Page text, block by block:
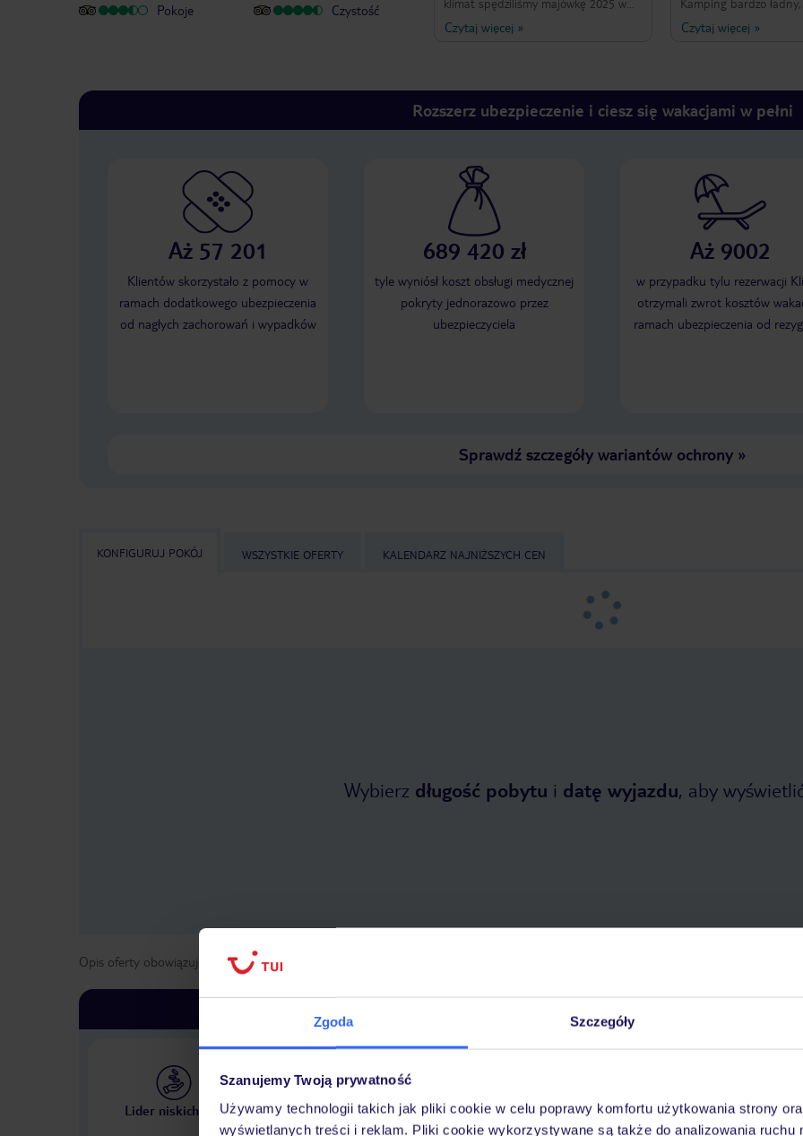
Zgoda Szczegóły
Szanujemy Twoją prywatność
Używamy technologii takich jak pliki cookie w celu poprawy komfortu użytkowania strony
wyświetlanych treści i reklam. Pliki cookie wykorzystywane są także do analizowania ruchu
Pokoje
Czystość
klimat spędziliśmy majówkę 2025 w
naprawdę przystępnej cenie, faje
restauracje food trucki, zespół
takiej dbałości o czystość
Czytaj więcej »
Kamping bardzo
super domki i baseny. W
szczególności chcę pochwalić atrakcje
Czytaj więcej »
Rozszerz ubezpieczenie i ciesz się wakacjami w pełni
Aż 57 201
Klientów skorzystało z pomocy w
ramach dodatkowego ubezpieczenia
od nagłych zachorowań i wypadków
689 420 zł
tyle wyniósł koszt obsługi medycznej
pokryty jednorazowo przez
ubezpieczyciela
Aż 9002
w przypadku tylu rezerwacji
otrzymali zwrot kosztów
ramach ubezpieczenia od
Sprawdź szczegóły wariantów ochrony»
KONFIGURUJ POKÓJ WSZYSTKIE OFERTY KALENDARZ NAJNIŻSZYCH CEN
Wybierz długość pobytu i datę wyjazdu, aby
Opis oferty obowiązuje dla wyjazdów w terminie
Lider niskich cen
Największe biuro podróży
w Polsce
30 lat w Polsce
Tylko u nas opieka na
wakacjach 24/7